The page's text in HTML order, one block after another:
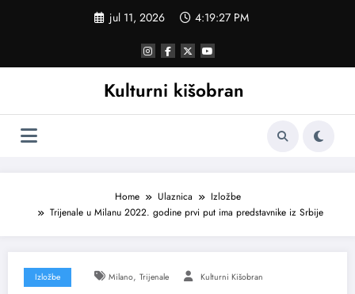
jul 11, 2026 4:19:27 PM
Kulturni kišobran
Home Ulaznica
Izložbe
Trijenale u Milanu 2022. godine prvi put ima predstavnike iz Srbije
Izložbe Milano, Trijenale Kulturni Kišobran